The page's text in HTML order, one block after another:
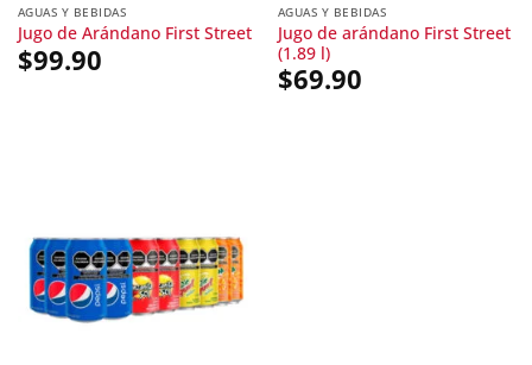
AGUAS Y BEBIDAS
Jugo de Arándano First Street
$99.90
AGUAS Y BEBIDAS
Jugo de arándano First Street
(1.89 l)
$69.90